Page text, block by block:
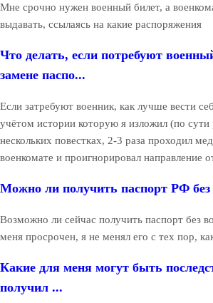
Мне срочно нужен военный билет, а
выдавать, ссылаясь на какие распоряжения
Что делать, если потребуют
замене паспо...
Если затребуют военник, как лучше вести
учётом истории которую я изложил (по сути
нескольких повестках, 2-3 раза проходил
военкомате и проигнорировал направление
Можно ли получить паспорт РФ без
Возможно ли сейчас получить паспорт без
меня просрочен, я не менял его с тех пор,
Какие для меня могут быть
получил ...